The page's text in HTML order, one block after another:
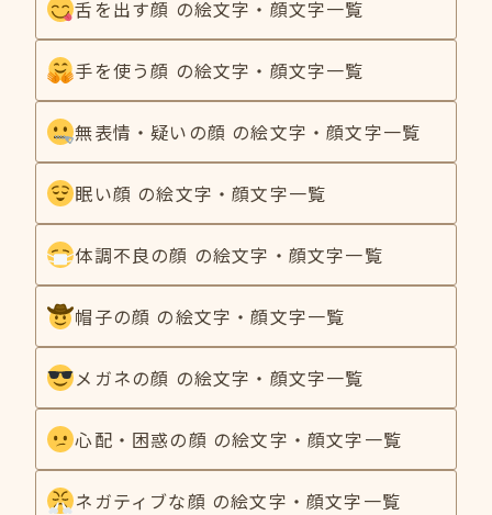
舌を出す顔 の絵文字・顔文字一覧
手を使う顔 の絵文字・顔文字一覧
無表情・疑いの顔 の絵文字・顔文字一覧
眠い顔 の絵文字・顔文字一覧
体調不良の顔 の絵文字・顔文字一覧
帽子の顔 の絵文字・顔文字一覧
メガネの顔 の絵文字・顔文字一覧
心配・困惑の顔 の絵文字・顔文字一覧
ネガティブな顔 の絵文字・顔文字一覧